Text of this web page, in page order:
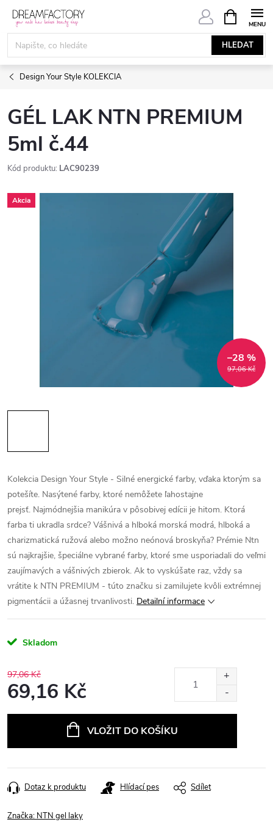
Přejít
obsah
HLEDAT
NÁKUPNÍ
KOŠÍK
Design Your Style KOLEKCIA
GÉL LAK NTN PREMIUM
5ml č.44
Kód produktu: LAC90239
Akcia
97,06 Kč
–28 %
Kolekcia Design Your Style - Silné energické farby, vďaka ktorým sa
potešíte. Nasýtené farby, ktoré nemôžete ľahostajne
prejsť. Najmódnejšia manikúra v pôsobivej edícii je hitom. Ktorá
farba ti ukradla srdce? Vášnivá a hlboká morská modrá, hlboká a
charizmatická ružová alebo možno neónová broskyňa? Prémie Ntn
sú najkrajšie, špeciálne vybrané farby, ktoré sme usporiadali do veľmi
zaujímavých a vášnivých zbierok. Ak to vyskúšate raz, vždy sa
vrátite k NTN PREMIUM - túto značku si zamilujete kvôli extrémnej
pigmentácii a úžasnej trvanlivosti. Detailní informace
Skladom
97,06 Kč
69,16 Kč
VLOŽIT DO KOŠÍKU
Dotaz k produktu Hlídací pes Sdílet
Značka: NTN gel laky